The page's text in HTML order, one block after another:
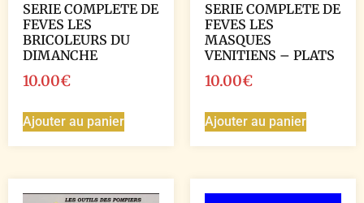
SERIE COMPLETE DE
FEVES LES
BRICOLEURS DU
DIMANCHE
10.00€
Ajouter au panier
SERIE COMPLETE DE
FEVES LES
MASQUES
VENITIENS – PLATS
10.00€
Ajouter au panier